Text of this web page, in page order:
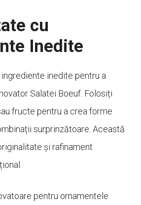
cu
Inedite
inedite pentru a
Salatei Boeuf. Folosiți
fructe pentru a crea forme
surprinzătoare. Această
și rafinament
pentru ornamentele